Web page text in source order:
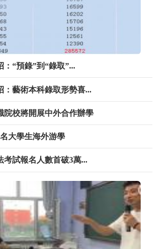
務員考試最終285572人成功報名
：“預錄”到“錄取”...
：藝術本科錄取形勢喜...
院校將開展中外合作辦學
大學生海外游學
考試報名人數首破3萬...